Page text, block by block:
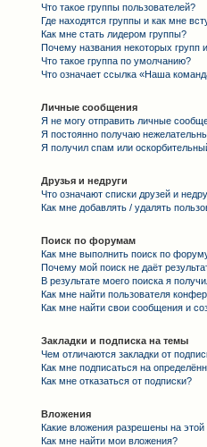
Что такое группы пользователей?
Где находятся группы и как мне
Как мне стать лидером группы?
Почему названия некоторых групп
Что такое группа по умолчанию?
Что означает ссылка «Наша
Личные сообщения
Я не могу отправить личные
Я постоянно получаю
Я получил спам или
Друзья и недруги
Что означают списки друзей и
Как мне добавлять / удалять
Поиск по форумам
Как мне выполнить поиск по
Почему мой поиск не даёт
В результате моего поиска я
Как мне найти пользователя
Как мне найти свои сообщения и
Закладки и подписка на темы
Чем отличаются закладки от
Как мне подписаться на
Как мне отказаться от подписки?
Вложения
Какие вложения разрешены на
Как мне найти мои вложения?